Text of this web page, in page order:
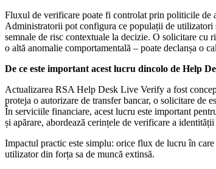
Fluxul de verificare poate fi controlat prin politicile de
Administratorii pot configura ce populații de utilizatori
semnale de risc contextuale la decizie. O solicitare cu
o altă anomalie comportamentală – poate declanșa o
De ce este important acest lucru dincolo de Help
Actualizarea RSA Help Desk Live Verify a fost
proteja o autorizare de transfer bancar, o solicitare de
În serviciile financiare, acest lucru este important
și apărare, abordează cerințele de verificare a
Impactul practic este simplu: orice flux de lucru în
utilizator din forța sa de muncă extinsă.